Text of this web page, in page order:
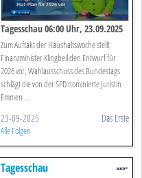
Tagesschau 06:00 Uhr, 23.09.2025
Zum Auftakt der Haushaltswoche stellt
Finanzminister Klingbeil den Entwurf für
2026 vor, Wahlausschuss des Bundestags
schlägt die von der SPD nominierte Juristin
Emmen ...
23-09-2025 Das Erste
Alle Folgen
Tagesschau